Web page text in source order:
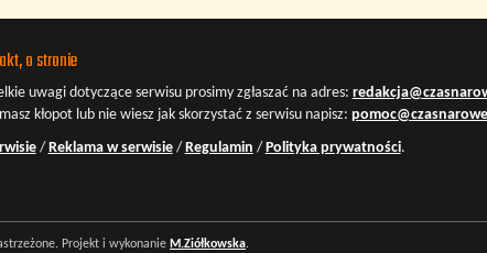
o stronie
uwagi dotyczące serwisu prosimy zgłaszać na adres:
kłopot lub nie wiesz jak skorzystać z serwisu napisz:
/ Reklama w serwisie/ Regulamin / Polityka prywatności.
Projekt i wykonanie M.Ziółkowska.